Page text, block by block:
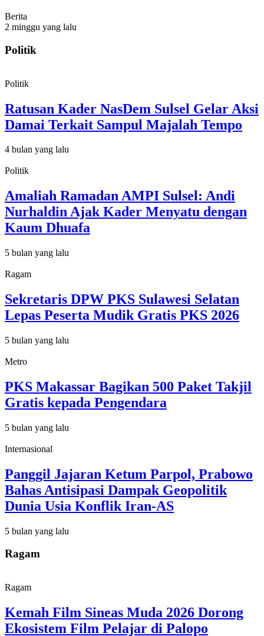
Berita
2 minggu yang lalu
Politik
Politik
Ratusan Kader NasDem Sulsel Gelar Aksi
Damai Terkait Sampul Majalah Tempo
4 bulan yang lalu
Politik
Amaliah Ramadan AMPI Sulsel: Andi
Nurhaldin Ajak Kader Menyatu dengan
Kaum Dhuafa
5 bulan yang lalu
Ragam
Sekretaris DPW PKS Sulawesi Selatan
Lepas Peserta Mudik Gratis PKS 2026
5 bulan yang lalu
Metro
PKS Makassar Bagikan 500 Paket Takjil
Gratis kepada Pengendara
5 bulan yang lalu
Internasional
Panggil Jajaran Ketum Parpol, Prabowo
Bahas Antisipasi Dampak Geopolitik
Dunia Usia Konflik Iran-AS
5 bulan yang lalu
Ragam
Ragam
Kemah Film Sineas Muda 2026 Dorong
Ekosistem Film Pelajar di Palopo